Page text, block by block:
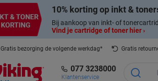
10% korting op inkt &
Bij aankoop van inkt- of
Vind je cartridge of toner hier ›
Gratis bezorging de volgende werkdag*
Gratis
077 3238000
Klantenservice